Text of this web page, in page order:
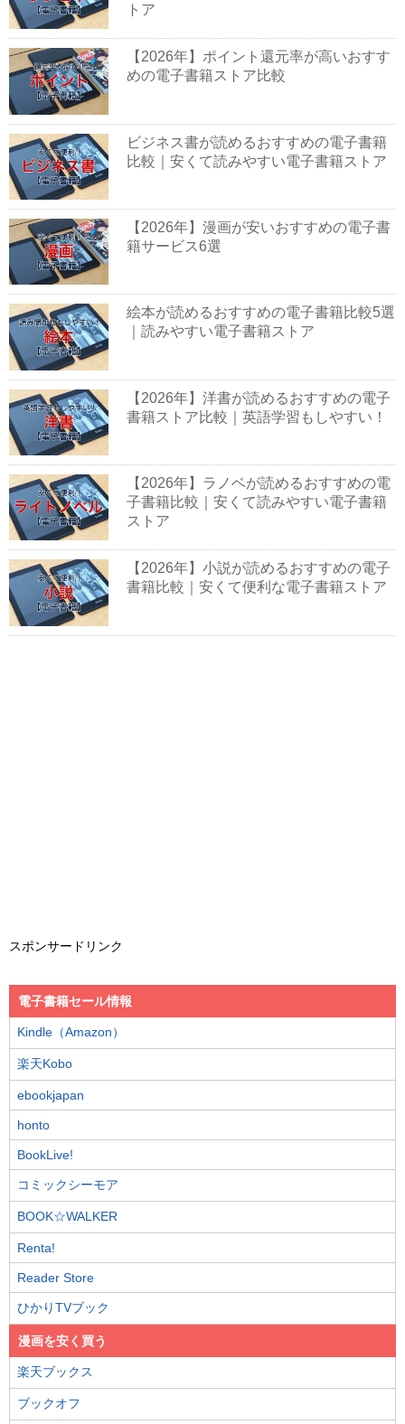
トア
【2026年】ポイント還元率が高いおすす
めの電子書籍ストア比較
ビジネス書が読めるおすすめの電子書籍
比較｜安くて読みやすい電子書籍ストア
【2026年】漫画が安いおすすめの電子書
籍サービス6選
絵本が読めるおすすめの電子書籍比較5選
｜読みやすい電子書籍ストア
【2026年】洋書が読めるおすすめの電子
書籍ストア比較｜英語学習もしやすい！
【2026年】ラノベが読めるおすすめの電
子書籍比較｜安くて読みやすい電子書籍
ストア
【2026年】小説が読めるおすすめの電子
書籍比較｜安くて便利な電子書籍ストア
スポンサードリンク
電子書籍セール情報
Kindle（Amazon）
楽天Kobo
ebookjapan
honto
BookLive!
コミックシーモア
BOOK☆WALKER
Renta!
Reader Store
ひかりTVブック
漫画を安く買う
楽天ブックス
ブックオフ